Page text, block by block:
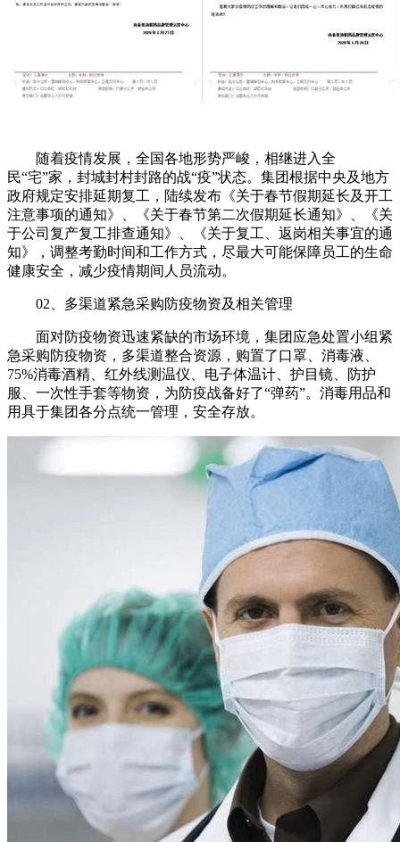
随着疫情发展，全国各地形势严峻，相继进入全
民“宅”家，封城封村封路的战“疫”状态。集团根据中央及地方
政府规定安排延期复工，陆续发布《关于春节假期延长及开工
注意事项的通知》、《关于春节第二次假期延长通知》、《关
于公司复产复工排查通知》、《关于复工、返岗相关事宜的通
知》，调整考勤时间和工作方式，尽最大可能保障员工的生命
健康安全，减少疫情期间人员流动。
02、多渠道紧急采购防疫物资及相关管理
面对防疫物资迅速紧缺的市场环境，集团应急处置小组紧
急采购防疫物资，多渠道整合资源，购置了口罩、消毒液、
75%消毒酒精、红外线测温仪、电子体温计、护目镜、防护
服、一次性手套等物资，为防疫战备好了“弹药”。消毒用品和
用具于集团各分点统一管理，安全存放。